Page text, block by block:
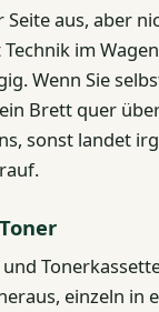
Seite aus, aber
im
Wenn Sie
Brett quer
sonst landet
einzeln in